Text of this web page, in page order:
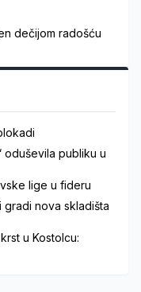
dečijom radošću
oduševila publiku u
lige u fideru
gradi nova skladišta
u Kostolcu: